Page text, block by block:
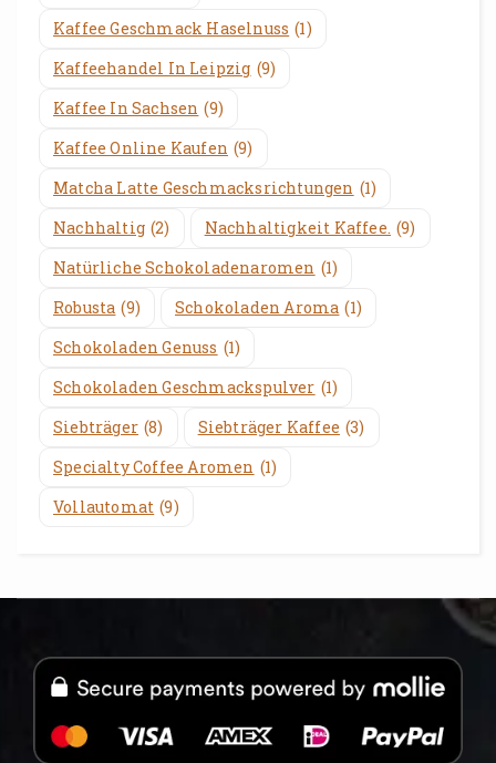
Kaffee Geschmack Haselnuss (1)
Kaffeehandel In Leipzig (9)
Kaffee In Sachsen (9)
Kaffee Online Kaufen (9)
Matcha Latte Geschmacksrichtungen (1)
Nachhaltig (2) Nachhaltigkeit Kaffee. (9)
Natürliche Schokoladenaromen (1)
Robusta (9) Schokoladen Aroma (1)
Schokoladen Genuss (1)
Schokoladen Geschmackspulver (1)
Siebträger (8) Siebträger Kaffee (3)
Specialty Coffee Aromen (1)
Vollautomat (9)